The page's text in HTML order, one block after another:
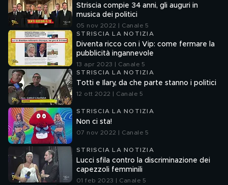
Striscia compie 34 anni, gli auguri in
musica dei politici
05 nov 2022 | Canale 5
STRISCIA LA NOTIZIA
Diventa ricco con i Vip: come fermare la
pubblicità ingannevole
13 apr 2023 | Canale 5
STRISCIA LA NOTIZIA
Totti e Ilary, da che parte stanno i politici
12 ott 2022 | Canale 5
STRISCIA LA NOTIZIA
Non ci sta!
07 nov 2022 | Canale 5
STRISCIA LA NOTIZIA
Lucci sfila contro la discriminazione dei
capezzoli femminili
01 feb 2023 | Canale 5